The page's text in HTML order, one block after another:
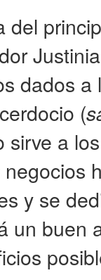
del
dados
(
sirve a
y se
un buen